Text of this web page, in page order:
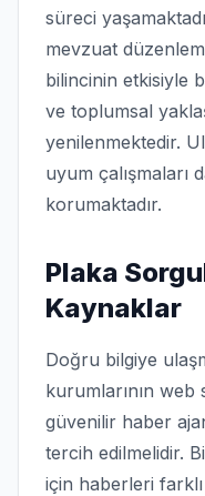
süreci
mevzuat
bilincinin etkisiyle
ve toplumsal
yenilenmektedir.
uyum çalışmaları
korumaktadır.
Plaka
Kaynaklar
Doğru bilgiye
kurumlarının
güvenilir haber
tercih edilmelidir.
için haberleri